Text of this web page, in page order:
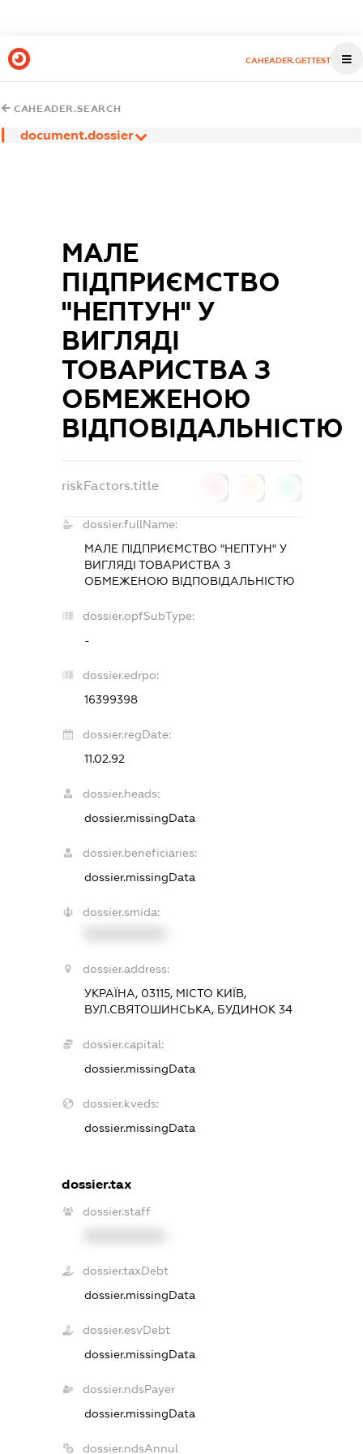
CAHEADER.GETTEST
CAHEADER.SEARCH
document.dossier
МАЛЕ
ПІДПРИЄМСТВО
"НЕПТУН" У
ВИГЛЯДІ
ТОВАРИСТВА З
ОБМЕЖЕНОЮ
ВІДПОВІДАЛЬНІСТЮ
riskFactors.title
dossier.fullName:
МАЛЕ ПІДПРИЄМСТВО "НЕПТУН" У
ВИГЛЯДІ ТОВАРИСТВА З
ОБМЕЖЕНОЮ ВІДПОВІДАЛЬНІСТЮ
dossier.opfSubType:
-
dossier.edrpo:
16399398
dossier.regDate:
11.02.92
dossier.heads:
dossier.missingData
dossier.beneficiaries:
dossier.missingData
dossier.smida:
dossier.address:
УКРАЇНА, 03115, МІСТО КИЇВ,
ВУЛ.СВЯТОШИНСЬКА, БУДИНОК 34
dossier.capital:
dossier.missingData
dossier.kveds:
dossier.missingData
dossier.tax
dossier.staff
dossier.taxDebt
dossier.missingData
dossier.esvDebt
dossier.missingData
dossier.ndsPayer
dossier.missingData
dossier.ndsAnnul